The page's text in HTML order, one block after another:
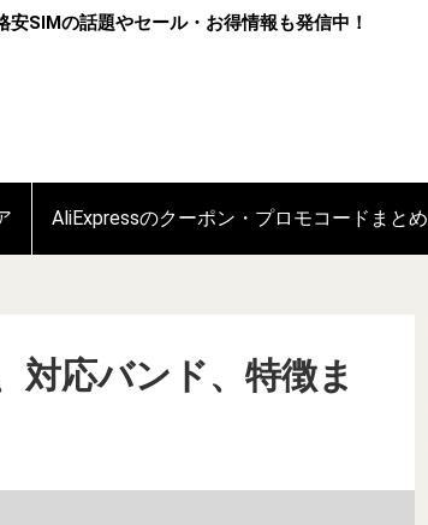
SIMの話題やセール・お得情報も発信中！
AliExpressのクーポン・プロモコードまとめ
対応バンド、特徴ま